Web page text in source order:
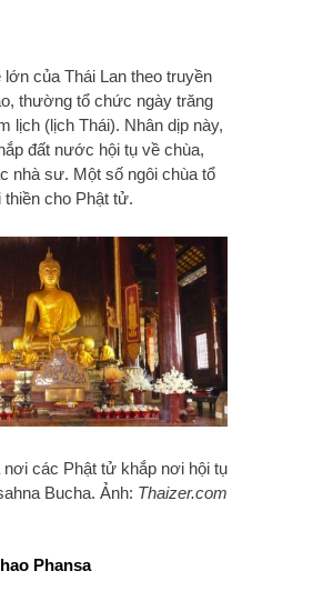
của Thái Lan theo truyền
thường tổ chức ngày trăng
lịch (lịch Thái). Nhân dịp này,
đất nước hội tụ về chùa,
nhà sư. Một số ngôi chùa tổ
cho Phật tử.
nơi các Phật tử khắp nơi hội tụ
Bucha. Ảnh: Thaizer.com
Phansa